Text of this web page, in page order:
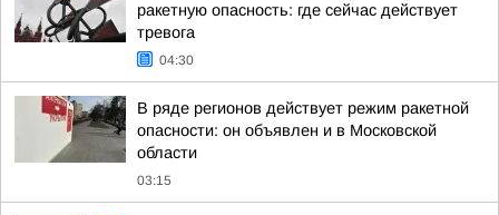
ракетную опасность: где сейчас действует
тревога
04:30
В ряде регионов действует режим ракетной
опасности: он объявлен и в Московской
области
03:15